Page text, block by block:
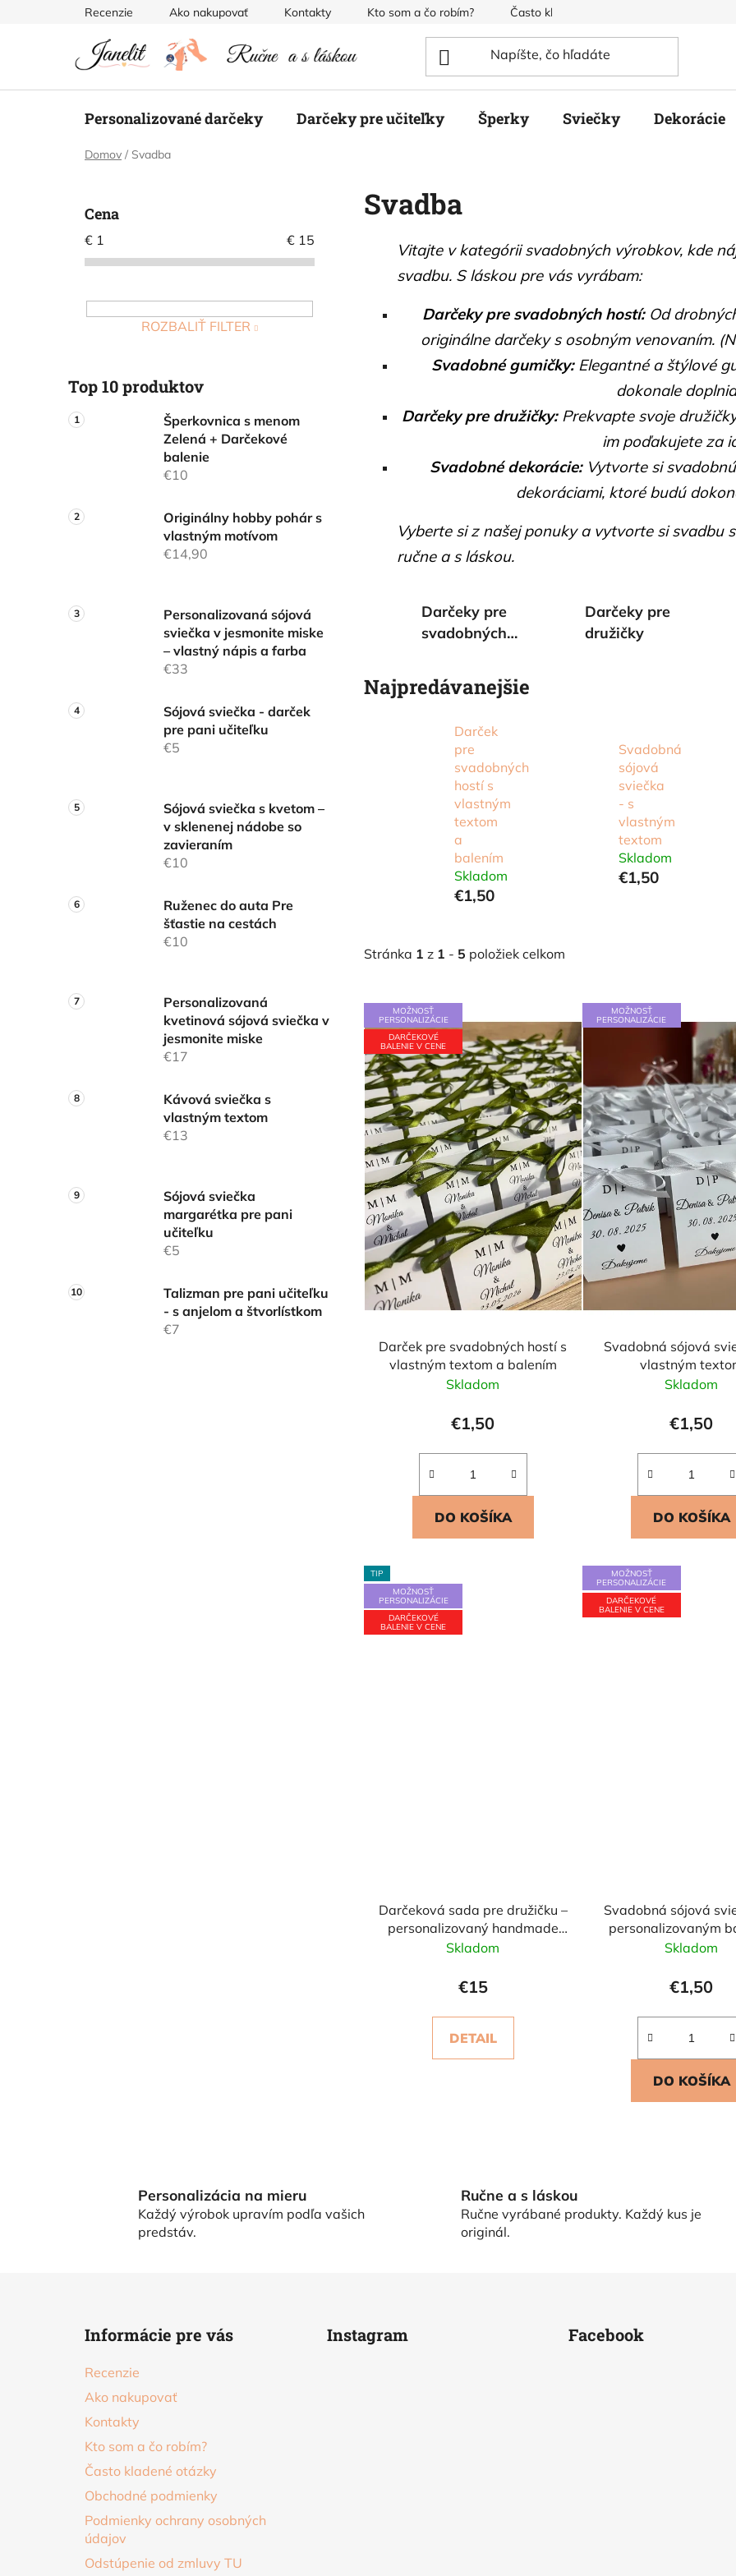
Recenzie Ako nakupovať Kontakty Kto som a čo robím? Často kladené otázky
Personalizované darčeky Darčeky pre učiteľky Šperky Sviečky Dekorácie
Domov / Svadba
l
Cena
€ 1 € 15
ROZBALIŤ FILTER
Top 10 produktov
Šperkovnica s menom
Zelená + Darčekové
balenie
€10
Originálny hobby pohár s
vlastným motívom
€14,90
Personalizovaná sójová
sviečka v jesmonite miske
– vlastný nápis a farba
€33
Sójová sviečka - darček
pre pani učiteľku
€5
Sójová sviečka s kvetom –
v sklenenej nádobe so
zavieraním
€10
Ruženec do auta Pre
šťastie na cestách
€10
Personalizovaná
kvetinová sójová sviečka v
jesmonite miske
€17
Kávová sviečka s
vlastným textom
€13
Sójová sviečka
margarétka pre pani
učiteľku
€5
Talizman pre pani učiteľku
- s anjelom a štvorlístkom
€7
Svadba
Vitajte v kategórii svadobných výrobkov, kde
svadbu. S láskou pre vás vyrábam:
Darčeky pre svadobných hostí:Od
originálne darčeky s osobným venovaním.
Svadobné gumičky:Elegantné a štýlové
dokonale
Darčeky pre družičky:Prekvapte svoje
im poďakujete za
Svadobné dekorácie:Vytvorte si
dekoráciami, ktoré budú
Vyberte si z našej ponuky a vytvorte si svadbu
ručne a s láskou.
Darčeky pre
svadobných
Darčeky pre
družičky
Najpredávanejšie
Darček
pre
svadobných
hostí s
vlastným
textom
a
balením
Skladom
€1,50
Svadobná
sójová
sviečka
- s
vlastným
textom
Skladom
€1,50
Stránka 1 z 1 - 5 položiek celkom
V
ý
p
i
s
p
r
o
d
u
k
t
o
v
MOŽNOSŤ
PERSONALIZÁCIE
DARČEKOVÉ
BALENIE V CENE
Darček pre svadobných hostí s
vlastným textom a balením
Skladom
€1,50
DO KOŠÍKA
MOŽNOSŤ
PERSONALIZÁCIE
Svadobná sójová
vlastným
Skladom
€1,50
DO KOŠÍKA
TIP
MOŽNOSŤ
PERSONALIZÁCIE
DARČEKOVÉ
BALENIE V CENE
Darčeková sada pre družičku –
personalizovaný handmade
set
Skladom
€15
DETAIL
MOŽNOSŤ
PERSONALIZÁCIE
DARČEKOVÉ
BALENIE V CENE
Svadobná sójová
personalizovaným
Skladom
€1,50
DO KOŠÍKA
d
Personalizácia na mieru
Každý výrobok upravím podľa vašich
predstáv.
Ručne a s láskou
Ručne vyrábané produkty. Každý kus je
originál.
Informácie pre vás
Recenzie
Ako nakupovať
Kontakty
Kto som a čo robím?
Často kladené otázky
Obchodné podmienky
Podmienky ochrany osobných
údajov
Odstúpenie od zmluvy TU
Instagram Facebook